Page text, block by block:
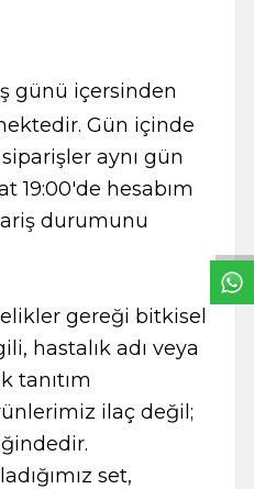
günü içersinden
Gün içinde
aynı gün
19:00'de hesabım
durumunu
gereği bitkisel
hastalık adı veya
tanıtım
ilaç değil;
set,